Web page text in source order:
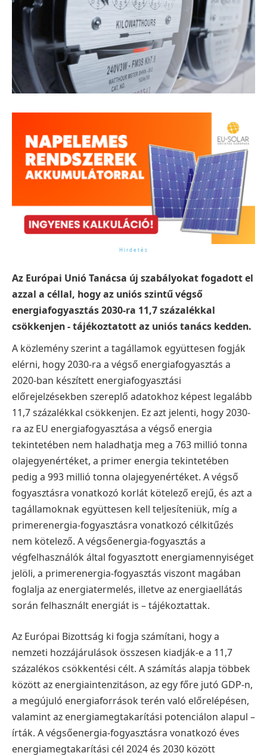
Az Európai Unió Tanácsa új szabályokat fogadott el
azzal a céllal, hogy az uniós szintű végső
energiafogyasztás 2030-ra 11,7 százalékkal
csökkenjen - tájékoztatott az uniós tanács kedden.
A közlemény szerint a tagállamok együttesen fogják
elérni, hogy 2030-ra a végső energiafogyasztás a
2020-ban készített energiafogyasztási
előrejelzésekben szereplő adatokhoz képest legalább
11,7 százalékkal csökkenjen. Ez azt jelenti, hogy 2030-
ra az EU energiafogyasztása a végső energia
tekintetében nem haladhatja meg a 763 millió tonna
olajegyenértéket, a primer energia tekintetében
pedig a 993 millió tonna olajegyenértéket. A végső
fogyasztásra vonatkozó korlát kötelező erejű, és azt a
tagállamoknak együttesen kell teljesíteniük, míg a
primerenergia-fogyasztásra vonatkozó célkitűzés
nem kötelező. A végsőenergia-fogyasztás a
végfelhasználók által fogyasztott energiamennyiséget
jelöli, a primerenergia-fogyasztás viszont magában
foglalja az energiatermelés, illetve az energiaellátás
során felhasznált energiát is – tájékoztattak.
Az Európai Bizottság ki fogja számítani, hogy a
nemzeti hozzájárulások összesen kiadják-e a 11,7
százalékos csökkentési célt. A számítás alapja többek
között az energiaintenzitáson, az egy főre jutó GDP-n,
a megújuló energiaforrások terén való előrelépésen,
valamint az energiamegtakarítási potenciálon alapul –
írták. A végsőenergia-fogyasztásra vonatkozó éves
energiamegtakarítási cél 2024 és 2030 között